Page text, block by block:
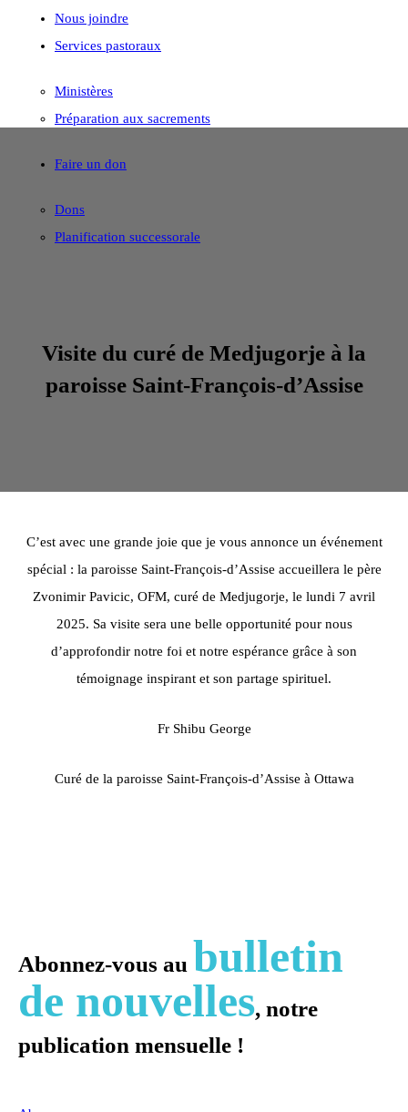
Nous joindre
Services pastoraux
Ministères
Préparation aux sacrements
Faire un don
Dons
Planification successorale
Visite du curé de Medjugorje à la
paroisse Saint-François-d’Assise
C’est avec une grande joie que je vous annonce un événement
spécial : la paroisse Saint-François-d’Assise accueillera le père
Zvonimir Pavicic, OFM, curé de Medjugorje, le lundi 7 avril
2025. Sa visite sera une belle opportunité pour nous
d’approfondir notre foi et notre espérance grâce à son
témoignage inspirant et son partage spirituel.
Fr Shibu George
Curé de la paroisse Saint-François-d’Assise à Ottawa
Abonnez-vous au bulletin
de nouvelles, notre
publication mensuelle !